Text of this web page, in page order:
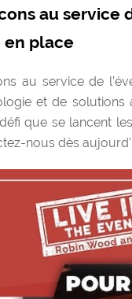
au service
en place
au service de
et de solutions
que se lancent
nous dès